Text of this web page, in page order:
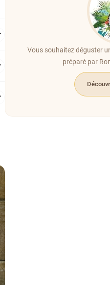
Vous souhaitez déguster
préparé par